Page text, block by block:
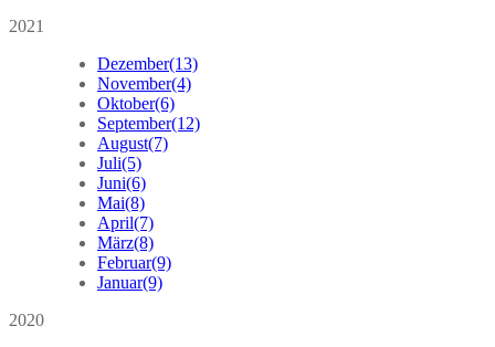
2021
Dezember(13)
November(4)
Oktober(6)
September(12)
August(7)
Juli(5)
Juni(6)
Mai(8)
April(7)
März(8)
Februar(9)
Januar(9)
2020